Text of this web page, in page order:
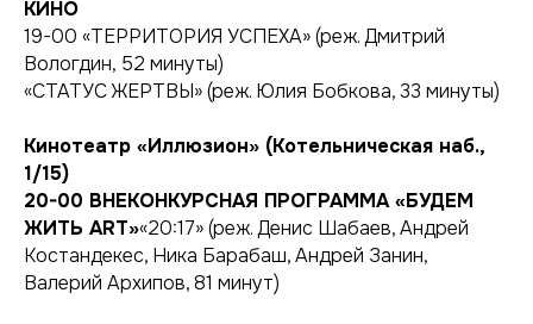
КИНО
19-00 «ТЕРРИТОРИЯ УСПЕХА» (реж. Дмитрий
Вологдин, 52 минуты)
«СТАТУС ЖЕРТВЫ» (реж. Юлия Бобкова, 33 минуты)
Кинотеатр «Иллюзион» (Котельническая наб.,
1/15)
20-00 ВНЕКОНКУРСНАЯ ПРОГРАММА «БУДЕМ
ЖИТЬ ART»«20:17» (реж. Денис Шабаев, Андрей
Костандекес, Ника Барабаш, Андрей Занин,
Валерий Архипов, 81 минут)